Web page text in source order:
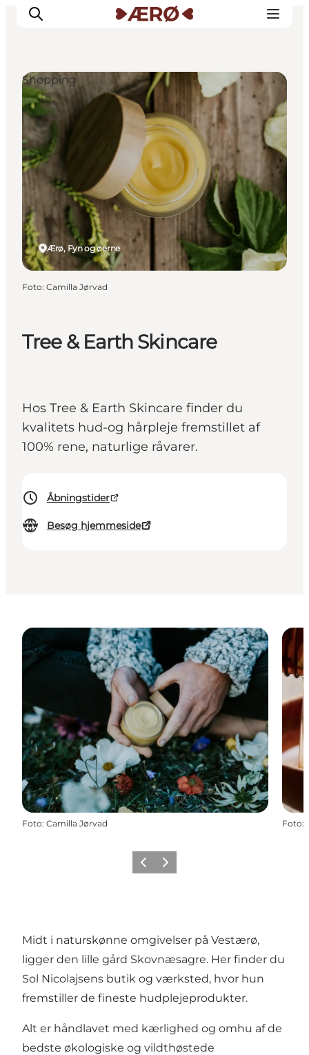
Overnatning
Spisesteder
Oplevelser
Events
Planlæg ferien
Tree & Earth Skincare
Hos Tree & Earth Skincare finder du
kvalitets hud-og hårpleje​ fremstillet af
100% rene, naturlige råvarer.​
Åbningstider
Besøg hjemmeside
Ærø, Fyn og øerne
Shopping
Foto: Camilla Jørvad
Foto: Camilla Jørvad Foto:
ForrigeNæste
Midt i naturskønne omgivelser på Vestærø,
ligger den lille gård Skovnæsagre. Her finder du
Sol Nicolajsens butik og værksted, hvor hun
fremstiller de fineste hudplejeprodukter.
Alt er håndlavet med kærlighed og omhu af de
bedste økologiske og vildthøstede